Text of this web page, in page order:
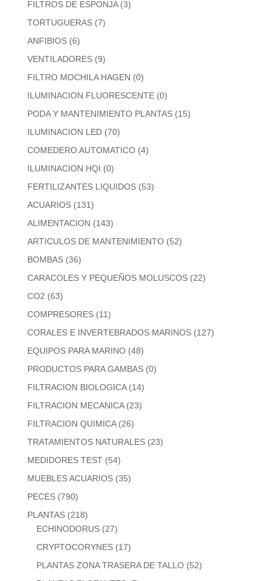
FILTROS DE ESPONJA (3)
TORTUGUERAS (7)
ANFIBIOS (6)
VENTILADORES (9)
FILTRO MOCHILA HAGEN (0)
ILUMINACION FLUORESCENTE (0)
PODA Y MANTENIMIENTO PLANTAS (15)
ILUMINACION LED (70)
COMEDERO AUTOMATICO (4)
ILUMINACION HQI (0)
FERTILIZANTES LIQUIDOS (53)
ACUARIOS (131)
ALIMENTACION (143)
ARTICULOS DE MANTENIMIENTO (52)
BOMBAS (36)
CARACOLES Y PEQUEÑOS MOLUSCOS (22)
CO2 (63)
COMPRESORES (11)
CORALES E INVERTEBRADOS MARINOS (127)
EQUIPOS PARA MARINO (48)
PRODUCTOS PARA GAMBAS (0)
FILTRACION BIOLOGICA (14)
FILTRACION MECANICA (23)
FILTRACION QUIMICA (26)
TRATAMIENTOS NATURALES (23)
MEDIDORES TEST (54)
MUEBLES ACUARIOS (35)
PECES (790)
PLANTAS (218)
ECHINODORUS (27)
CRYPTOCORYNES (17)
PLANTAS ZONA TRASERA DE TALLO (52)